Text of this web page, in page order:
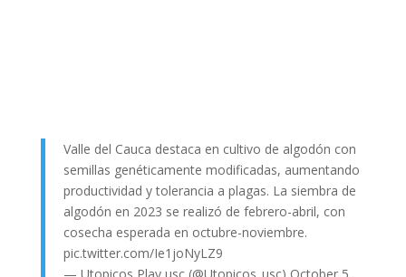
Valle del Cauca destaca en cultivo de algodón con
semillas genéticamente modificadas, aumentando
productividad y tolerancia a plagas. La siembra de
algodón en 2023 se realizó de febrero-abril, con
cosecha esperada en octubre-noviembre.
pic.twitter.com/Ie1joNyLZ9